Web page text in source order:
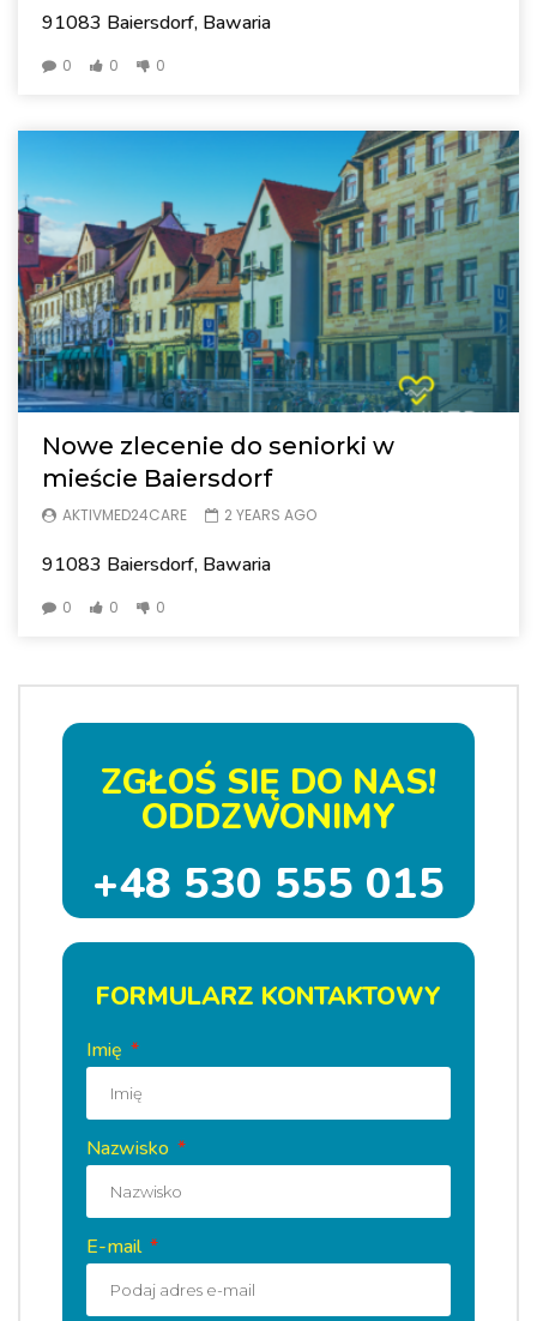
91083 Baiersdorf, Bawaria
0 0 0
Nowe zlecenie do seniorki w
mieście Baiersdorf
AKTIVMED24CARE 2 YEARS AGO
91083 Baiersdorf, Bawaria
0 0 0
ZGŁOŚ SIĘ DO NAS!
ODDZWONIMY
+48 530 555 015
FORMULARZ KONTAKTOWY
Imię
Nazwisko
E-mail